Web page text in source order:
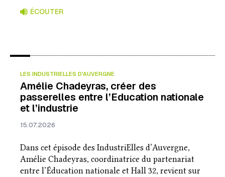
ÉCOUTER
LES INDUSTRIELLES D'AUVERGNE
Amélie Chadeyras, créer des
passerelles entre l’Education nationale
et l’industrie
15.07.2026
Dans cet épisode des IndustriElles d’Auvergne,
Amélie Chadeyras, coordinatrice du partenariat
entre l’Éducation nationale et Hall 32, revient sur